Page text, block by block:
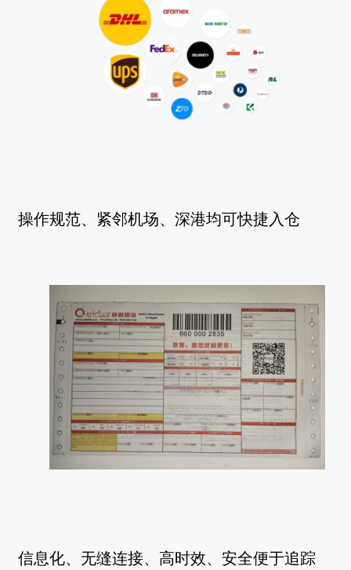
操作规范、紧邻机场、深港均可快捷入仓
信息化、无缝连接、高时效、安全便于追踪